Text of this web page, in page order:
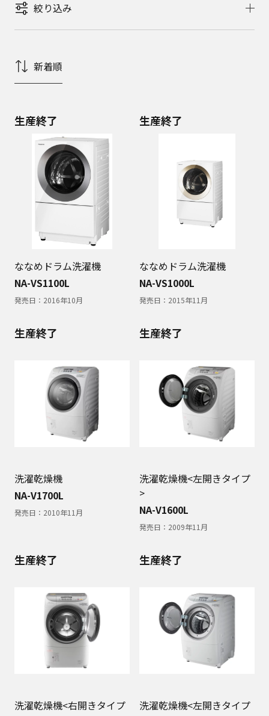
絞り込み
新着順
生産終了
ななめドラム洗濯機
NA-VS1100L
発売日： 2016年10月
生産終了
ななめドラム洗濯機
NA-VS1000L
発売日： 2015年11月
生産終了
洗濯乾燥機
NA-V1700L
発売日： 2010年11月
生産終了
洗濯乾燥機<左開きタイプ
>
NA-V1600L
発売日： 2009年11月
生産終了
洗濯乾燥機<右開きタイプ
生産終了
洗濯乾燥機<左開きタイプ